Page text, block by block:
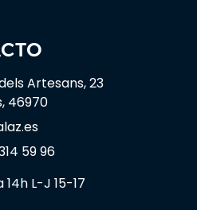
Artesans, 23
46970
59 96
14h L-J 15-17